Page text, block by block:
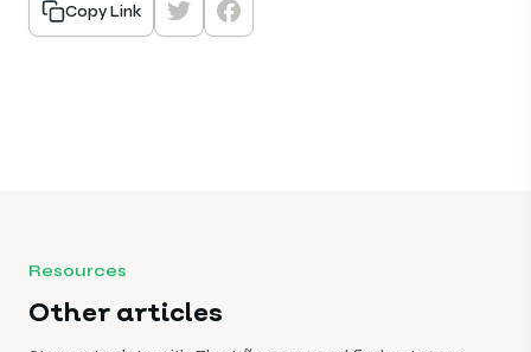
Copy Link
Resources
Other articles